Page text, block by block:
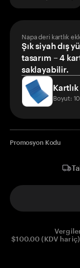
Napa deri kartlık
Şık siyah dış
tasarım – 4
saklayabilir.
Kartlık
Boyut:
Promosyon Kodu
$100.00 (KDV